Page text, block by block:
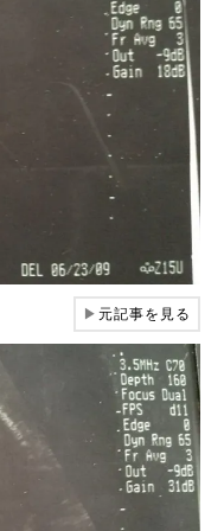
▶元記事を見る